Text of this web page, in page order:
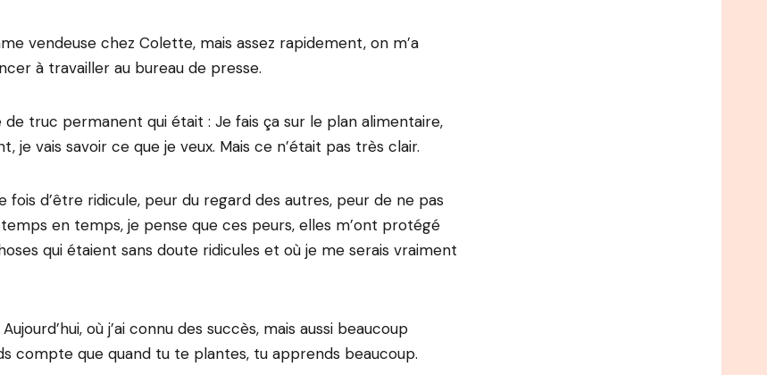
vendeuse chez Colette, mais assez rapidement, on m’a
à travailler au bureau de presse.
de truc permanent qui était : Je fais ça sur le plan alimentaire,
je vais savoir ce que je veux. Mais ce n’était pas très clair.
fois d’être ridicule, peur du regard des autres, peur de ne pas
en temps, je pense que ces peurs, elles m’ont protégé
qui étaient sans doute ridicules et où je me serais vraiment
où j’ai connu des succès, mais aussi beaucoup
compte que quand tu te plantes, tu apprends beaucoup.